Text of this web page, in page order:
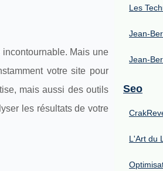
Mais une
votre site pour
mais aussi des outils
les résultats de votre
Les
Jean-
Jean-
Seo
L'Art du